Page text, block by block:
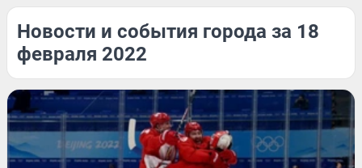
Новости и события города за 18
февраля 2022